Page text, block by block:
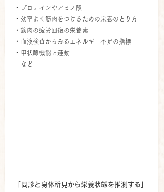
・プロテインやアミノ酸
・効率よく筋肉をつけるための栄養のとり方
・筋肉の疲労回復の栄養素
・血液検査からみるエネルギー不足の指標
・甲状腺機能と運動
など
「問診と身体所見から栄養状態を推測する